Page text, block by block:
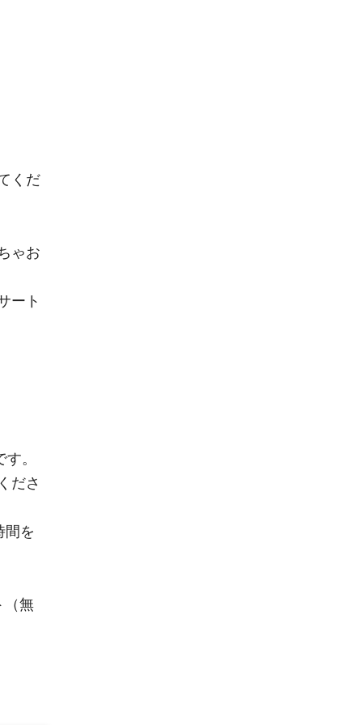
くだ
ゃお
ート
。
ださ
間を
（無